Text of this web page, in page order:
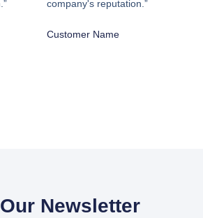
company's reputation.”
Customer Name
Newsletter